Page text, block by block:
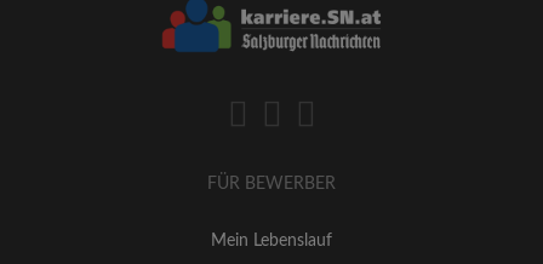
FÜR BEWERBER
Mein Lebenslauf